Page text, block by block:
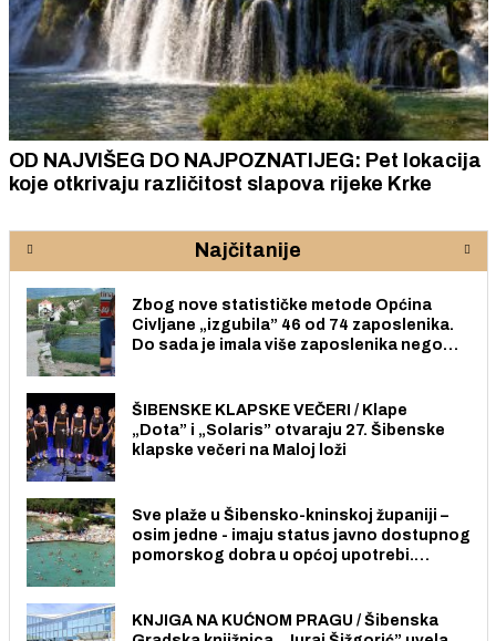
OD NAJVIŠEG DO NAJPOZNATIJEG: Pet lokacija
koje otkrivaju različitost slapova rijeke Krke
Najčitanije
Zbog nove statističke metode Općina
Civljane „izgubila” 46 od 74 zaposlenika.
Do sada je imala više zaposlenika nego
ŠIBENSKE KLAPSKE VEČERI / Klape
„Dota” i „Solaris” otvaraju 27. Šibenske
klapske večeri na Maloj loži
Sve plaže u Šibensko-kninskoj županiji –
osim jedne - imaju status javno dostupnog
pomorskog dobra u općoj upotrebi.
KNJIGA NA KUĆNOM PRAGU / Šibenska